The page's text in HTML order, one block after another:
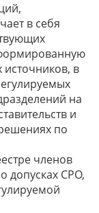
в себя
в
на
и
по
членов
допусках СРО,